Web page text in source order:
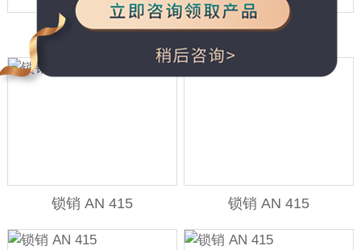
锁销 AN 415 锁销 AN 415
锁销 AN 415 锁销 AN 415